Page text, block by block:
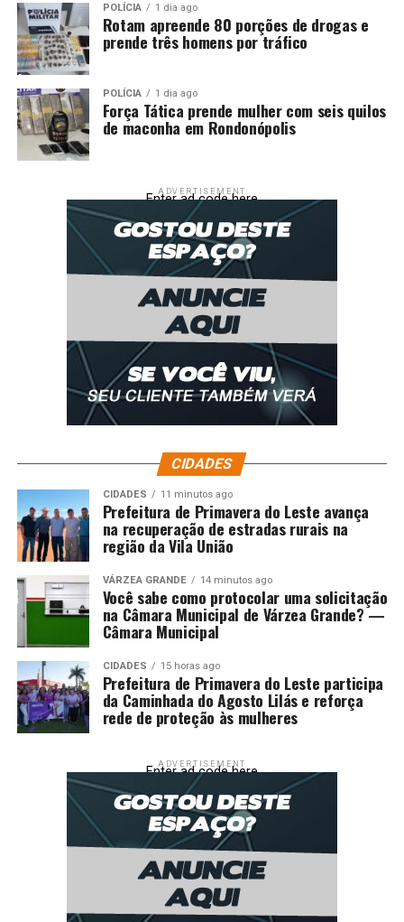
POLÍCIA 1 dia ago
Rotam apreende 80 porções de drogas e
prende três homens por tráfico
POLÍCIA 1 dia ago
Força Tática prende mulher com seis quilos
de maconha em Rondonópolis
ADVERTISEMENT
Enter ad code here
CIDADES
CIDADES 11 minutos ago
Prefeitura de Primavera do Leste avança
na recuperação de estradas rurais na
região da Vila União
VÁRZEA GRANDE 14 minutos ago
Você sabe como protocolar uma solicitação
na Câmara Municipal de Várzea Grande? —
Câmara Municipal
CIDADES 15 horas ago
Prefeitura de Primavera do Leste participa
da Caminhada do Agosto Lilás e reforça
rede de proteção às mulheres
ADVERTISEMENT
Enter ad code here